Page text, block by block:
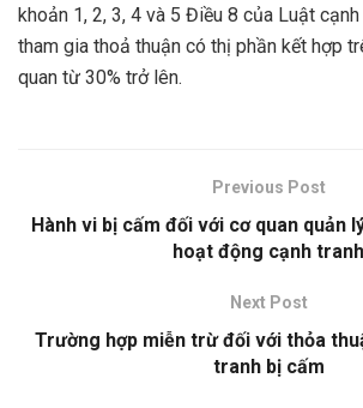
khoản 1, 2, 3, 4 và 5 Điều 8 của Luật
tham gia thoả thuận có thị phần kết hợp
quan từ 30% trở lên.
Previous Post
Hành vi bị cấm đối với cơ quan quản
hoạt động cạnh tranh
Next Post
Trường hợp miễn trừ đối với thỏa
tranh bị cấm